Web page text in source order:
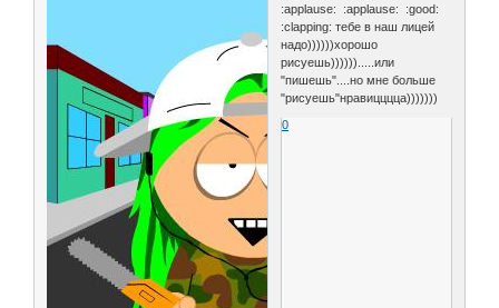
:applause: :applause: :good:
:clapping: тебе в наш лицей
надо))))))хорошо
рисуешь)))))).....или
"пишешь"....но мне больше
"рисуешь"нравицццца)))))))
0